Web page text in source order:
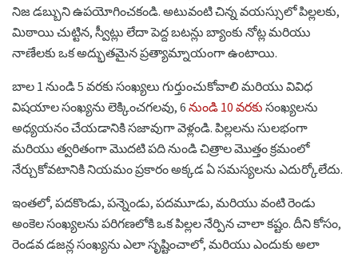
నిజ డబ్బుని ఉపయోగించకండి. అటువంటి చిన్న వయస్సులో పిల్లలకు,
మిఠాయి చుట్టిన, స్వీట్లు లేదా పెద్ద బటన్లు బ్యాంకు నోట్ల మరియు
నాణేలకు ఒక అద్భుతమైన ప్రత్యామ్నాయంగా ఉంటాయి.
బాల 1 నుండి 5 వరకు సంఖ్యలు గుర్తుంచుకోవాలి మరియు వివిధ
విషయాల సంఖ్యను లెక్కించగలవు, 6 నుండి 10 వరకు సంఖ్యలను
అధ్యయనం చేయడానికి సజావుగా వెళ్లండి. పిల్లలను సులభంగా
మరియు త్వరితంగా మొదటి పది నుండి చిత్రాల మొత్తం క్రమంలో
నేర్చుకోవటానికి నియమం ప్రకారం అక్కడ ఏ సమస్యలను ఎదుర్కోలేదు.
ఇంతలో, పదకొండు, పన్నెండు, పదమూడు, మరియు వంటి రెండు
అంకెల సంఖ్యలను పరిగణలోకి ఒక పిల్లల నేర్పిన చాలా కష్టం. దీని కోసం,
రెండవ డజన్ల సంఖ్యను ఎలా సృష్టించాలో, మరియు ఎందుకు అలా